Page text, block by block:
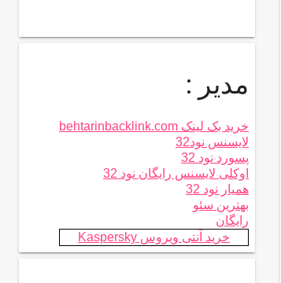
مدیر :
خرید بک لینک behtarinbacklink.com
لایسنس نود32
پسورد نود 32
اوکلی لایسنس رایگان نود 32
همیار نود 32
بهترین سئو
رایگان
خرید آنتی ویروس Kaspersky